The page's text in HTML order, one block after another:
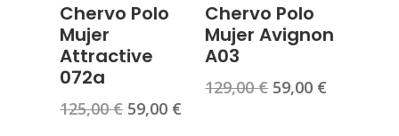
Chervo Polo
Mujer
Attractive
072a
125,00€ El
59,00 €
Chervo Polo
Mujer Avignon
A03
129,00€ El
59,00 €